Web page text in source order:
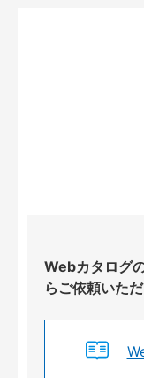
Webカタログ
らご依頼いただ